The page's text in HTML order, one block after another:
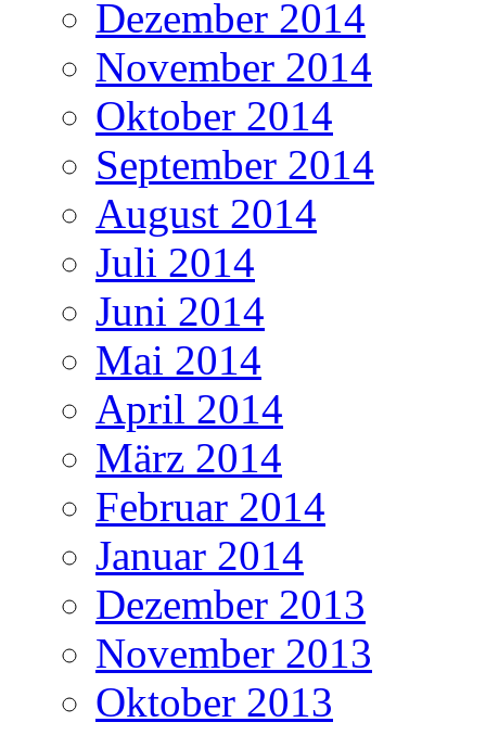
Dezember 2014
November 2014
Oktober 2014
September 2014
August 2014
Juli 2014
Juni 2014
Mai 2014
April 2014
März 2014
Februar 2014
Januar 2014
Dezember 2013
November 2013
Oktober 2013